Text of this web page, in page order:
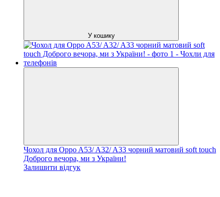
У кошику
Чохол для Oppo A53/ A32/ A33 чорний матовий soft touch
Доброго вечора, ми з України!
Залишити відгук